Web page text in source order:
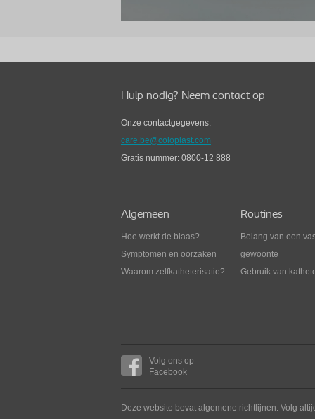
SpeediCath Compact
Vrouw
Hulp nodig? Neem contact op
Onze contactgegevens:
care.be@coloplast.com
Gratis nummer: 0800-12 888
Algemeen
Hoe werkt de blaas?
Symptomen en oorzaken
Waarom zelfkatheterisatie?
Routines
Belang van een
gewoonte
Gebruik van
Volg ons op
Facebook
Deze website bevat algemene richtlijnen. Volg